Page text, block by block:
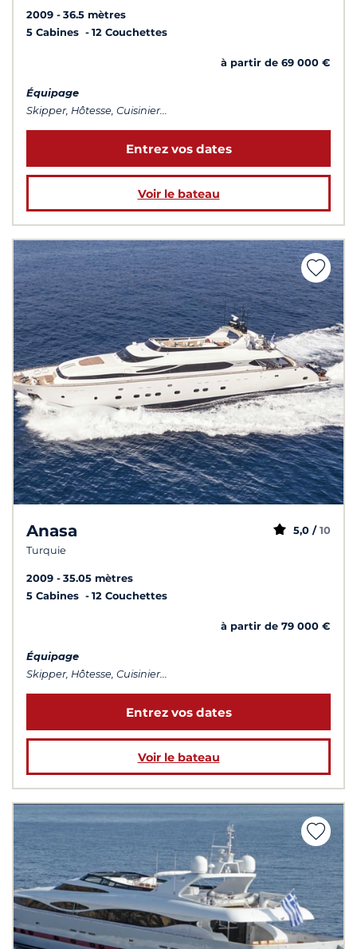
2009
36.5 mètres
5 Cabines
12 Couchettes
à partir de 69 000 €
Équipage
Skipper, Hôtesse, Cuisinier...
Entrez vos dates
Voir le bateau
Anasa
Turquie
5,0 / 10
2009
35.05 mètres
5 Cabines
12 Couchettes
à partir de 79 000 €
Équipage
Skipper, Hôtesse, Cuisinier...
Entrez vos dates
Voir le bateau